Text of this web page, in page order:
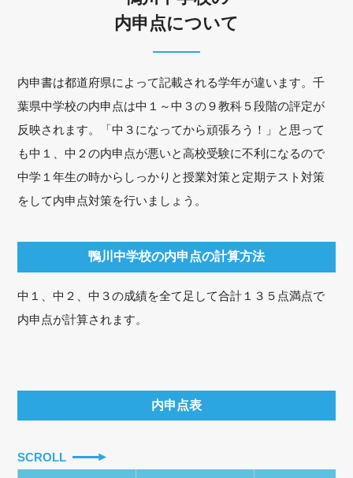
内申点について
内申書は都道府県によって記載される学年が違います。千
葉県中学校の内申点は中１～中３の９教科５段階の評定が
反映されます。「中３になってから頑張ろう！」と思って
も中１、中２の内申点が悪いと高校受験に不利になるので
中学１年生の時からしっかりと授業対策と定期テスト対策
をして内申点対策を行いましょう。
鴨川中学校の内申点の計算方法
中１、中２、中３の成績を全て足して合計１３５点満点で
内申点が計算されます。
内申点表
SCROLL